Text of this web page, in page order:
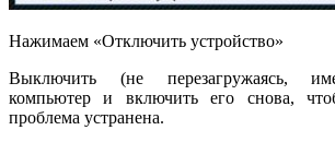
Нажимаем «Отключить устройство»
Выключить (не перезагружаясь,
компьютер и включить его снова,
проблема устранена.